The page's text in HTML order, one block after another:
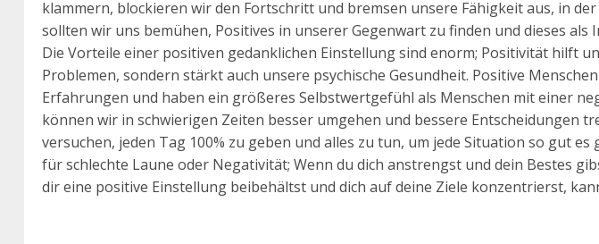
klammern, blockieren wir den Fortschritt und bremsen unsere Fähigkeit aus, in
sollten wir uns bemühen, Positives in unserer Gegenwart zu finden und dieses
Die Vorteile einer positiven gedanklichen Einstellung sind enorm; Positivität hilft
Problemen, sondern stärkt auch unsere psychische Gesundheit. Positive
Erfahrungen und haben ein größeres Selbstwertgefühl als Menschen mit einer
können wir in schwierigen Zeiten besser umgehen und bessere Entscheidungen
versuchen, jeden Tag 100% zu geben und alles zu tun, um jede Situation so gut
für schlechte Laune oder Negativität; Wenn du dich anstrengst und dein Bestes
dir eine positive Einstellung beibehältst und dich auf deine Ziele konzentrierst,